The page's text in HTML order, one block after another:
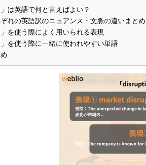
」は英語で何と言えばよい？
れの英語訳のニュアンス・文脈の違いまとめ
」を使う際によく用いられる表現
」を使う際に一緒に使われやすい単語